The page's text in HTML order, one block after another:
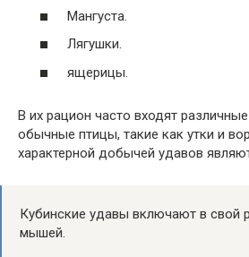
Мангуста.
Лягушки.
ящерицы.
В их рацион часто входят
обычные птицы, такие как утки и
характерной добычей удавов
Кубинские удавы включают в свой
мышей.